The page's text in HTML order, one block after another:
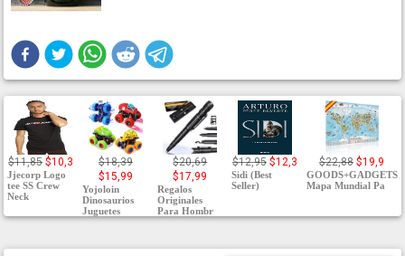
$11,85 $10,3
Jjecorp Logo
tee SS Crew
Neck
$18,39
$15,99
Yojoloin
Dinosaurios
Juguetes
$20,69
$17,99
Regalos
Originales
Para Hombr
$12,95 $12,3
Sidi (Best
Seller)
$22,88 $19,9
GOODS+GADGETS
Mapa Mundial Pa